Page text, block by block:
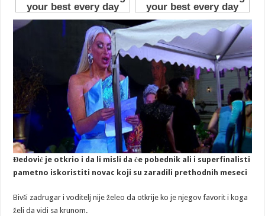
Đedović je otkrio i da li misli da će pobednik ali i superfinalisti
pametno iskoristiti novac koji su zaradili prethodnih meseci
Bivši zadrugar i voditelj nije želeo da otkrije ko je njegov favorit i koga
želi da vidi sa krunom.